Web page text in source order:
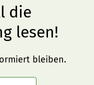
die
lesen!
bleiben.